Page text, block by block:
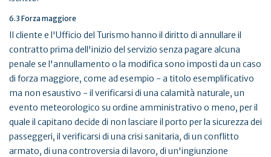
6.3 Forza maggiore
Il cliente e l'Ufficio del Turismo hanno il diritto di annullare il
contratto prima dell'inizio del servizio senza pagare alcuna
penale se l'annullamento o la modifica sono imposti da un caso
di forza maggiore, come ad esempio - a titolo esemplificativo
ma non esaustivo - il verificarsi di una calamità naturale, un
evento meteorologico su ordine amministrativo o meno, per il
quale il capitano decide di non lasciare il porto per la sicurezza dei
passeggeri, il verificarsi di una crisi sanitaria, di un conflitto
armato, di una controversia di lavoro, di un'ingiunzione